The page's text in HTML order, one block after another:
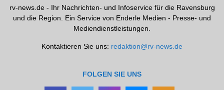
rv-news.de - Ihr Nachrichten- und Infoservice für die Ravensburg
und die Region. Ein Service von Enderle Medien - Presse- und
Mediendienstleistungen.
Kontaktieren Sie uns: redaktion@rv-news.de
FOLGEN SIE UNS